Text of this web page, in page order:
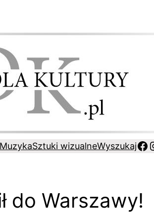
MuzykaSztuki wizualneWyszukaj
do Warszawy!